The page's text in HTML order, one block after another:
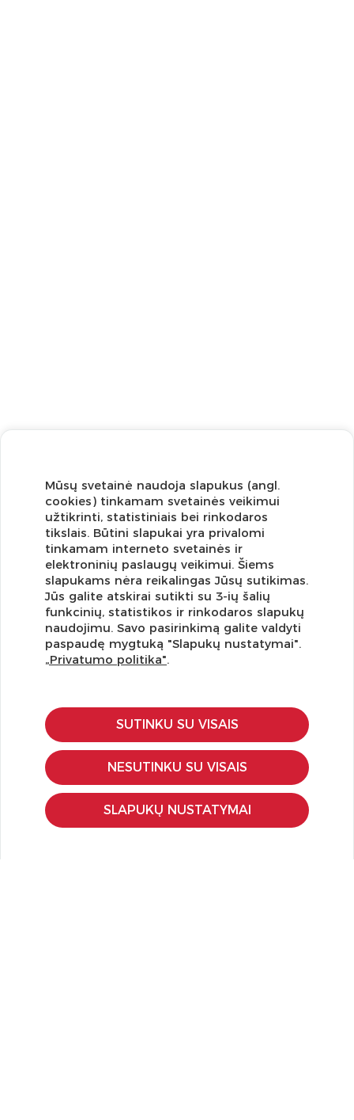
Užsisakykite naujienlaiškį ir pirmi gaukite geriausius
pasiūlymus!
KLIENTŲ APTARNAVIMAS
Pirkimo – pardavimo taisyklės
Pristatymas ir grąžinimas
Apmokėjimo būdai
Kokybės ir saugumo standartai
Privatumo taisyklės
Mūsų svetainė naudoja slapukus (angl.
cookies) tinkamam svetainės veikimui
užtikrinti, statistiniais bei rinkodaros
tikslais. Būtini slapukai yra privalomi
tinkamam interneto svetainės ir
elektroninių paslaugų veikimui. Šiems
slapukams nėra reikalingas Jūsų sutikimas.
Jūs galite atskirai sutikti su 3-ių šalių
funkcinių, statistikos ir rinkodaros slapukų
naudojimu. Savo pasirinkimą galite valdyti
paspaudę mygtuką "Slapukų nustatymai".
„Privatumo politika".
SUTINKU SU VISAIS
NESUTINKU SU VISAIS
SLAPUKŲ NUSTATYMAI